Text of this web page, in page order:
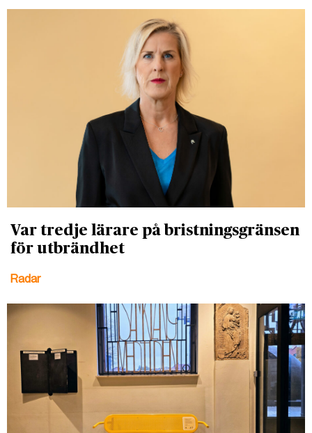
Var tredje lärare på bristningsgränsen
för utbrändhet
Radar